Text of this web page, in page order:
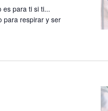
es para ti si ti...
para respirar y ser